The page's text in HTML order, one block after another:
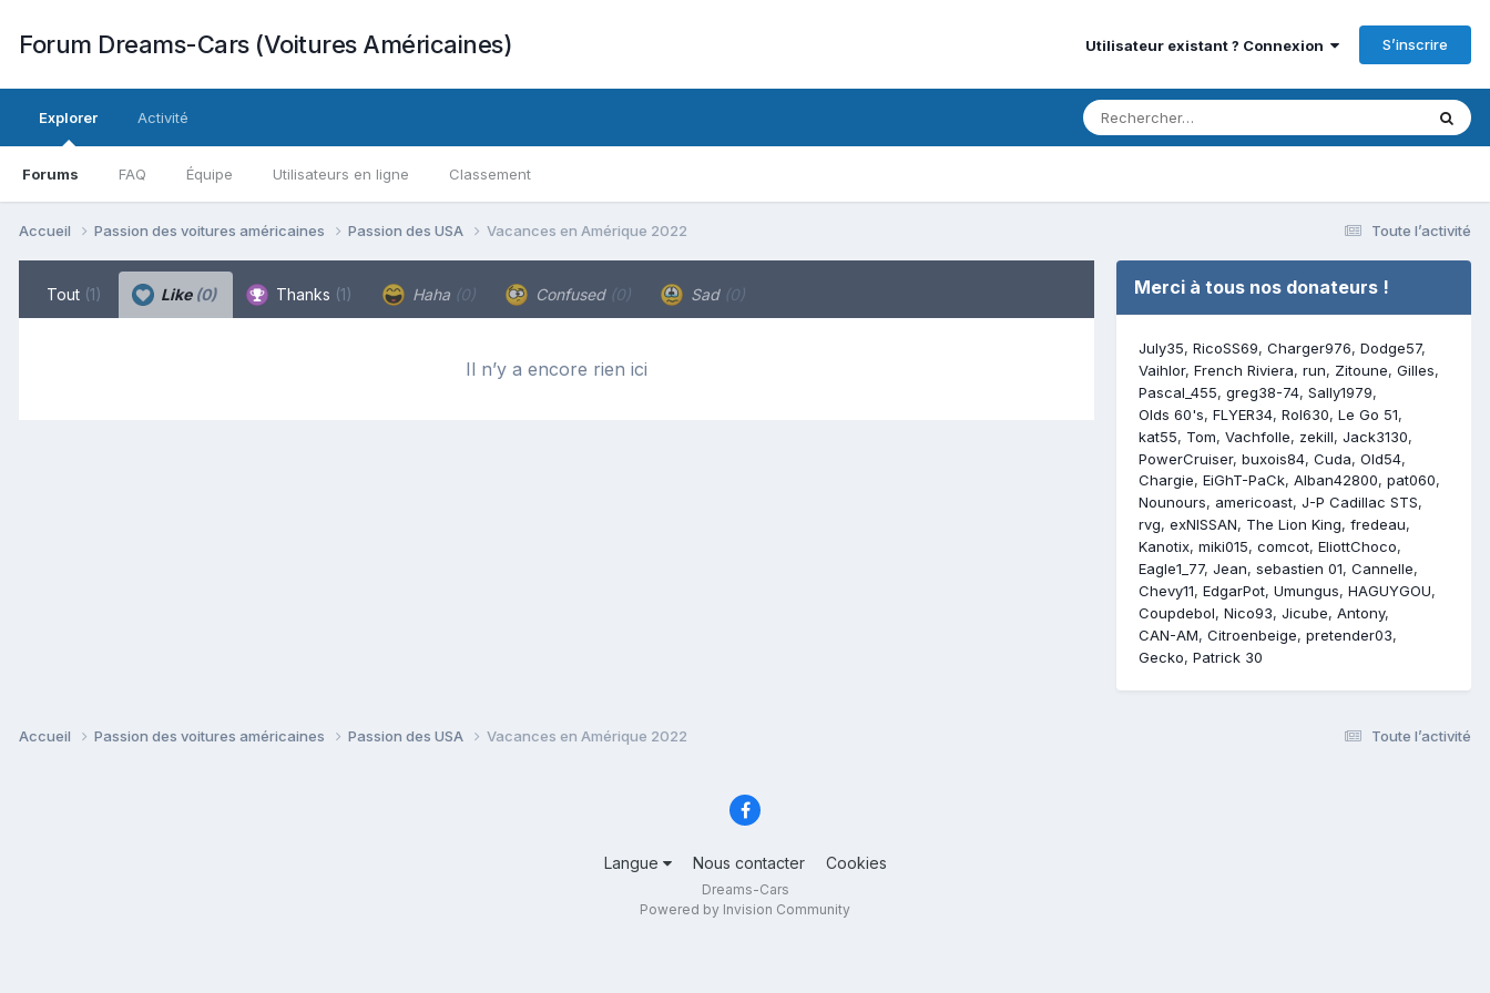
Forum Dreams-Cars (Voitures Américaines) Utilisateur existant ? Connexion S’inscrire
Explorer
Forums FAQ Équipe Utilisateurs en ligne Classement
Activité
Toute l’activité
Accueil Passion des voitures américaines Passion des USA Vacances en Amérique 2022
Tout (1) Like (0) Thanks (1) Haha (0) Confused (0) Sad (0)
Il n’y a encore rien ici
Merci à tous nos donateurs !
July35 RicoSS69 Charger976 Dodge57
Vaihlor French Riviera run Zitoune Gilles
Pascal_455 greg38-74 Sally1979
Olds 60's FLYER34 Rol630 Le Go 51
kat55
Tom Vachfolle zekill Jack3130
PowerCruiser buxois84 Cuda Old54
Chargie EiGhT-PaCk Alban42800 pat060
Nounours
americoast J-P Cadillac STS
rvg exNISSAN The Lion King fredeau
Kanotix miki015 comcot EliottChoco
Eagle1_77 Jean sebastien 01 Cannelle
Chevy11 EdgarPot Umungus HAGUYGOU
Coupdebol Nico93 Jicube Antony
CAN-AM Citroenbeige pretender03
Gecko Patrick 30
Toute l’activité
Accueil Passion des voitures américaines Passion des USA Vacances en Amérique 2022
Langue Nous contacter Cookies
Dreams-Cars
Powered by Invision Community